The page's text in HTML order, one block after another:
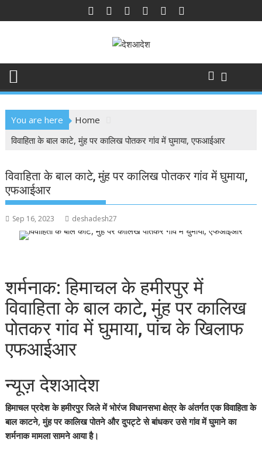
to
You are here
Home
विवाहिता के बाल काटे, मुंह पर कालिख पोतकर गांव में घुमाया, एफआईआर
विवाहिता के बाल काटे, मुंह पर कालिख पोतकर गांव में घुमाया,
एफआईआर
Sep 16, 2023 deshadesh27
शर्मनाक: हिमाचल के हमीरपुर में
विवाहिता के बाल काटे, मुंह पर कालिख
पोतकर गांव में घुमाया, पांच के खिलाफ
एफआईआर
न्यूज़ देशआदेश
हिमाचल प्रदेश के हमीरपुर जिले में भोरंज विधानसभा क्षेत्र के अंतर्गत एक विवाहिता के
बाल काटने, मुंह पर कालिख पोतने और दुपट्टे से बांधकर उसे गांव में घुमाने का
शर्मनाक मामला सामने आया है।